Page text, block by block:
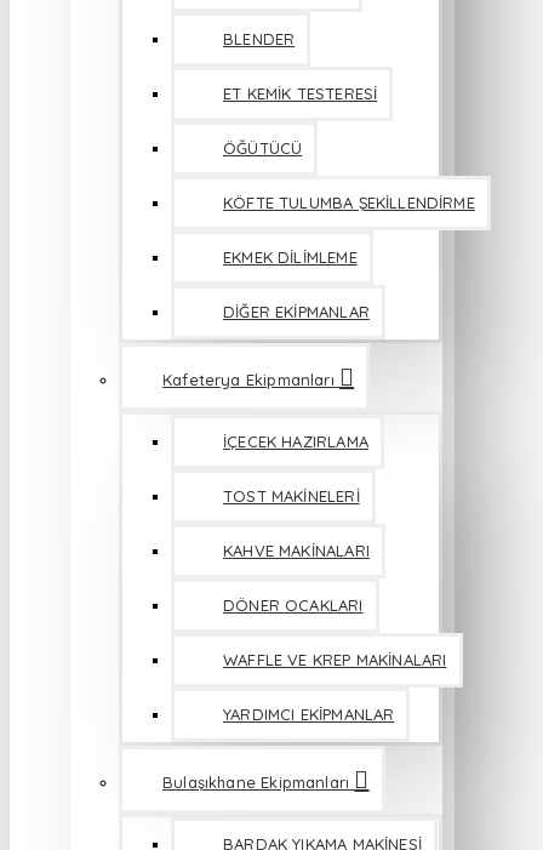
BLENDER
ET KEMİK TESTERESİ
ÖĞÜTÜCÜ
KÖFTE TULUMBA ŞEKİLLENDİRME
EKMEK DİLİMLEME
DİĞER EKİPMANLAR
Kafeterya Ekipmanları
İÇECEK HAZIRLAMA
TOST MAKİNELERİ
KAHVE MAKİNALARI
DÖNER OCAKLARI
WAFFLE VE KREP MAKİNALARI
YARDIMCI EKİPMANLAR
Bulaşıkhane Ekipmanları
BARDAK YIKAMA MAKİNESİ